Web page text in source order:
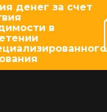
денег за счет
в